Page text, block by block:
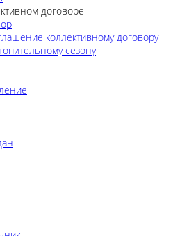
договоре
коллективному договору
сезону